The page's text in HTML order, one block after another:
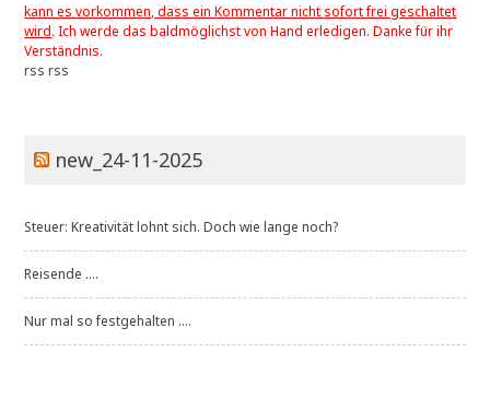
kann es vorkommen, dass ein Kommentar nicht sofort frei geschaltet
wird. Ich werde das baldmöglichst von Hand erledigen. Danke für ihr
Verständnis.
rss rss
new_24-11-2025
Steuer: Kreativität lohnt sich. Doch wie lange noch?
Reisende ....
Nur mal so festgehalten ....